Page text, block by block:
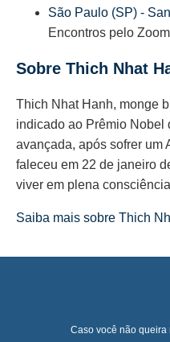
São Paulo (SP) -
Encontros pelo
Sobre Thich Nhat
Thich Nhat Hanh, monge
indicado ao Prêmio Nobel
avançada, após sofrer um
faleceu em 22 de janeiro
viver em plena
Saiba mais sobre Thich
Caso você não queira